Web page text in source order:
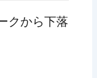
クから下落